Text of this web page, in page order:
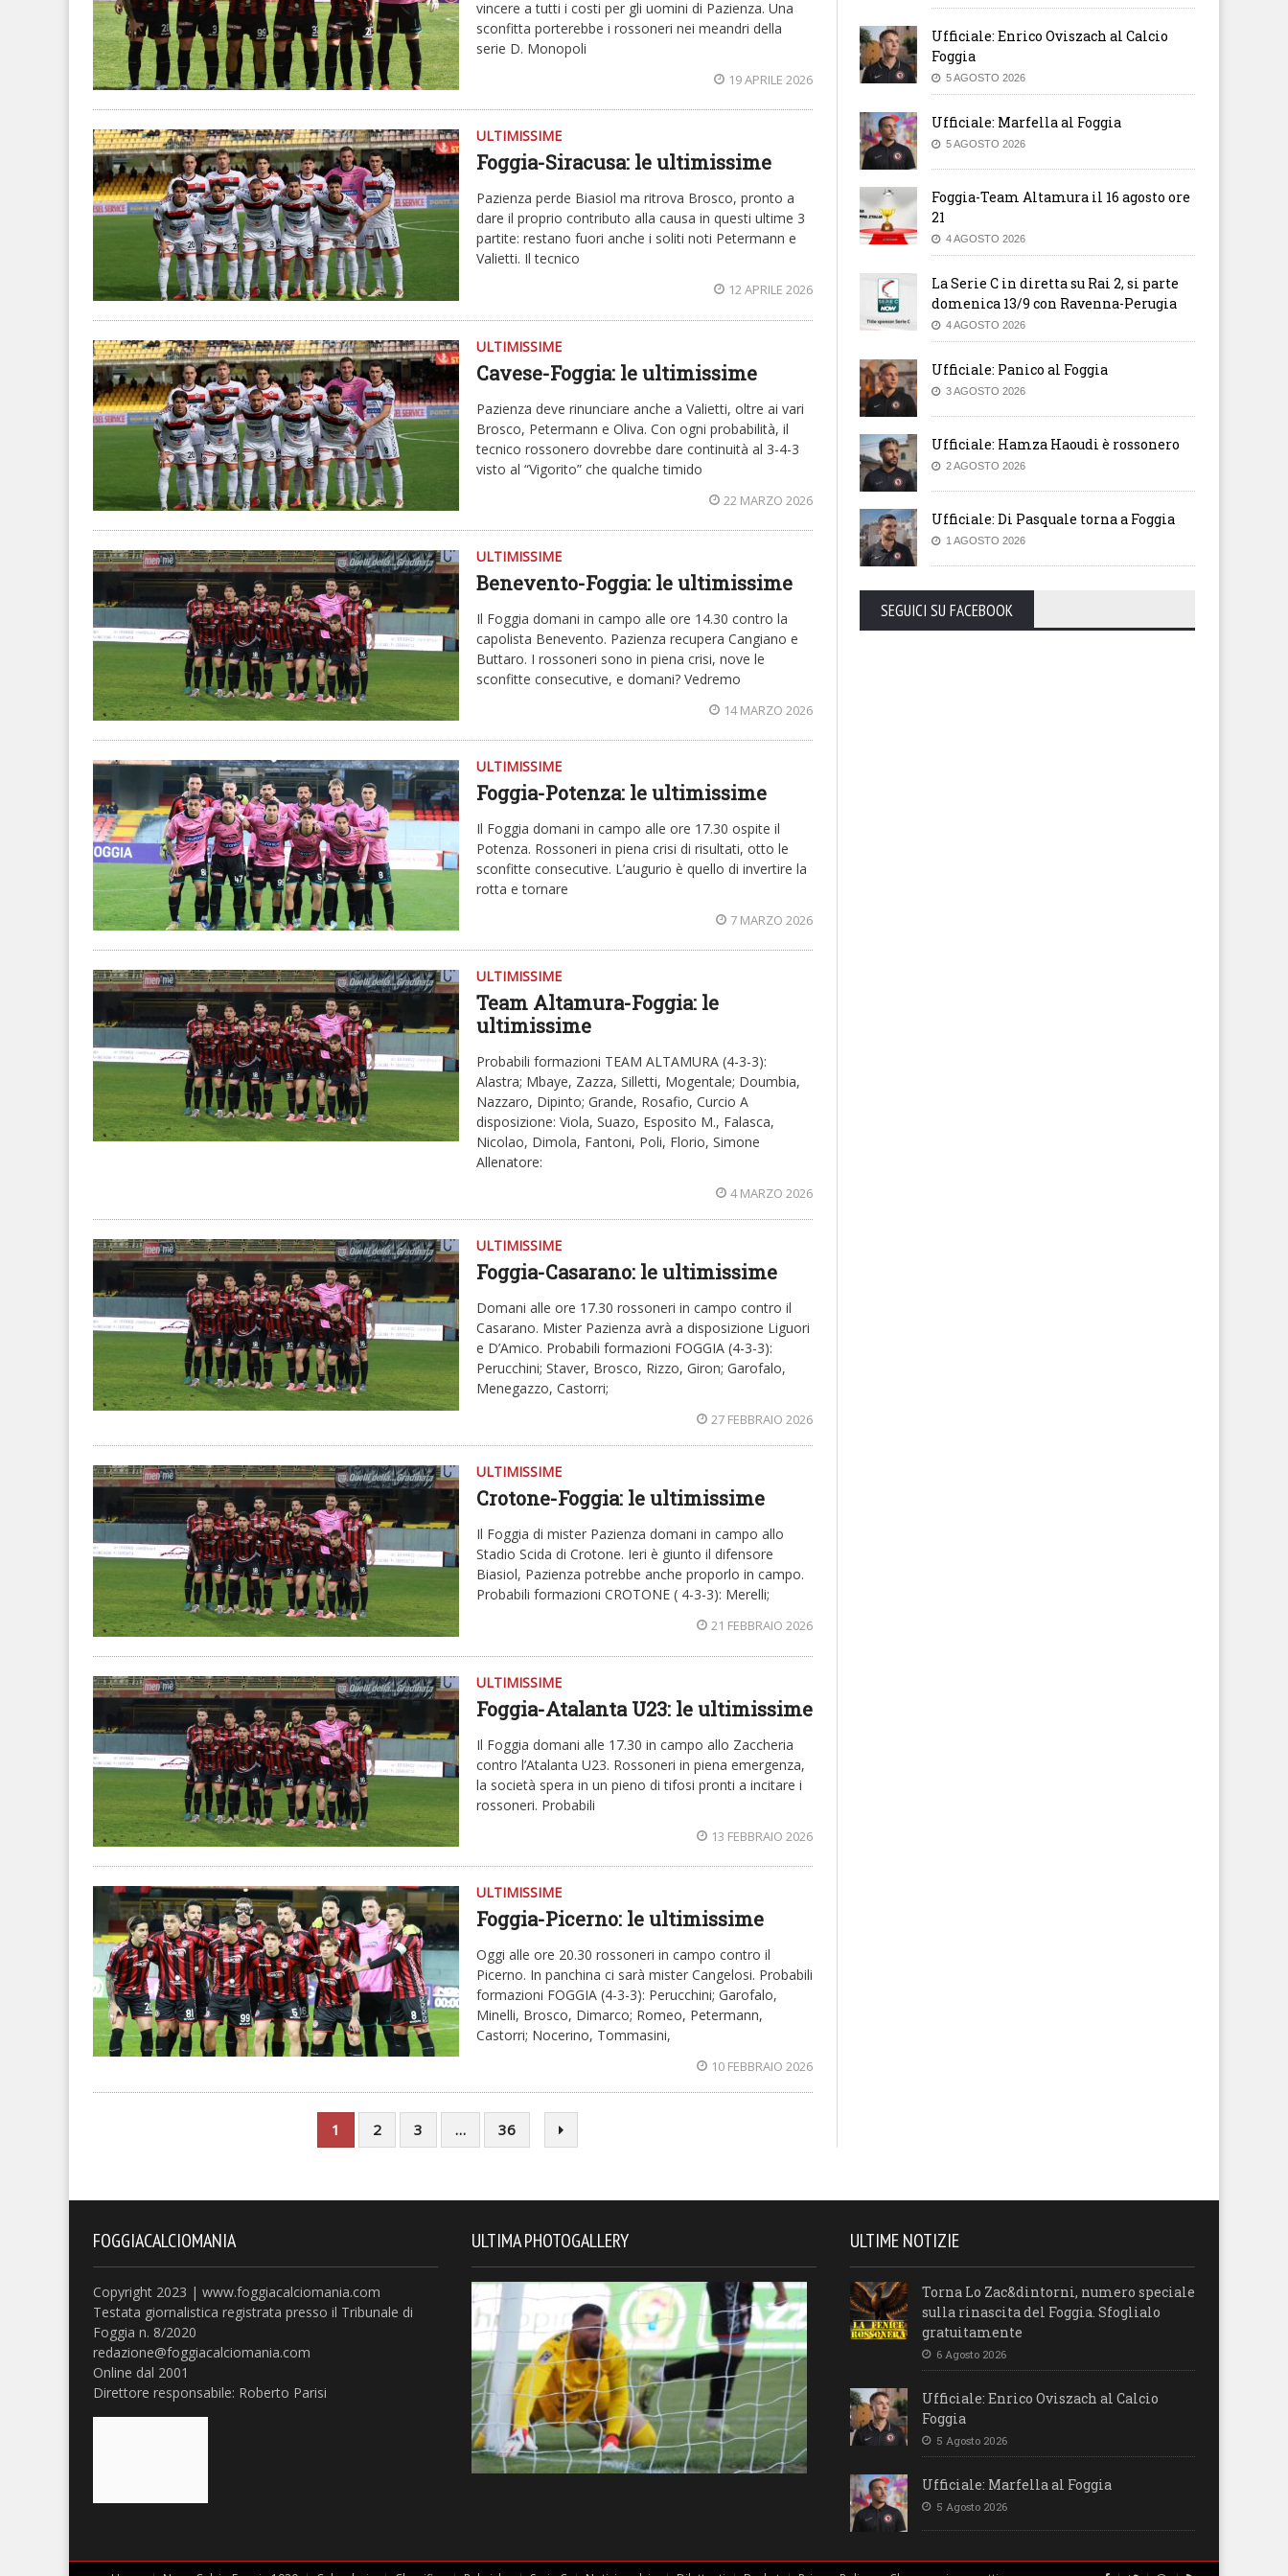
vincere a tutti i costi per gli uomini di Pazienza. Una
sconfitta porterebbe i rossoneri nei meandri della
serie D. Monopoli
19 APRILE 2026
ULTIMISSIME
Foggia-Siracusa: le ultimissime
Pazienza perde Biasiol ma ritrova Brosco, pronto a
dare il proprio contributo alla causa in questi ultime 3
partite: restano fuori anche i soliti noti Petermann e
Valietti. Il tecnico
12 APRILE 2026
ULTIMISSIME
Cavese-Foggia: le ultimissime
Pazienza deve rinunciare anche a Valietti, oltre ai vari
Brosco, Petermann e Oliva. Con ogni probabilità, il
tecnico rossonero dovrebbe dare continuità al 3-4-3
visto al “Vigorito” che qualche timido
22 MARZO 2026
ULTIMISSIME
Benevento-Foggia: le ultimissime
Il Foggia domani in campo alle ore 14.30 contro la
capolista Benevento. Pazienza recupera Cangiano e
Buttaro. I rossoneri sono in piena crisi, nove le
sconfitte consecutive, e domani? Vedremo
14 MARZO 2026
ULTIMISSIME
Foggia-Potenza: le ultimissime
Il Foggia domani in campo alle ore 17.30 ospite il
Potenza. Rossoneri in piena crisi di risultati, otto le
sconfitte consecutive. L’augurio è quello di invertire la
rotta e tornare
7 MARZO 2026
ULTIMISSIME
Team Altamura-Foggia: le
ultimissime
Probabili formazioni TEAM ALTAMURA (4-3-3):
Alastra; Mbaye, Zazza, Silletti, Mogentale; Doumbia,
Nazzaro, Dipinto; Grande, Rosafio, Curcio A
disposizione: Viola, Suazo, Esposito M., Falasca,
Nicolao, Dimola, Fantoni, Poli, Florio, Simone
Allenatore:
4 MARZO 2026
ULTIMISSIME
Foggia-Casarano: le ultimissime
Domani alle ore 17.30 rossoneri in campo contro il
Casarano. Mister Pazienza avrà a disposizione Liguori
e D’Amico. Probabili formazioni FOGGIA (4-3-3):
Perucchini; Staver, Brosco, Rizzo, Giron; Garofalo,
Menegazzo, Castorri;
27 FEBBRAIO 2026
ULTIMISSIME
Crotone-Foggia: le ultimissime
Il Foggia di mister Pazienza domani in campo allo
Stadio Scida di Crotone. Ieri è giunto il difensore
Biasiol, Pazienza potrebbe anche proporlo in campo.
Probabili formazioni CROTONE ( 4-3-3): Merelli;
21 FEBBRAIO 2026
ULTIMISSIME
Foggia-Atalanta U23: le ultimissime
Il Foggia domani alle 17.30 in campo allo Zaccheria
contro l’Atalanta U23. Rossoneri in piena emergenza,
la società spera in un pieno di tifosi pronti a incitare i
rossoneri. Probabili
13 FEBBRAIO 2026
ULTIMISSIME
Foggia-Picerno: le ultimissime
Oggi alle ore 20.30 rossoneri in campo contro il
Picerno. In panchina ci sarà mister Cangelosi. Probabili
formazioni FOGGIA (4-3-3): Perucchini; Garofalo,
Minelli, Brosco, Dimarco; Romeo, Petermann,
Castorri; Nocerino, Tommasini,
10 FEBBRAIO 2026
1 2 3 … 36
Ufficiale: Enrico Oviszach al Calcio
Foggia
5 AGOSTO 2026
Ufficiale: Marfella al Foggia
5 AGOSTO 2026
Foggia-Team Altamura il 16 agosto ore
21
4 AGOSTO 2026
La Serie C in diretta su Rai 2, si parte
domenica 13/9 con Ravenna-Perugia
4 AGOSTO 2026
Ufficiale: Panico al Foggia
3 AGOSTO 2026
Ufficiale: Hamza Haoudi è rossonero
2 AGOSTO 2026
Ufficiale: Di Pasquale torna a Foggia
1 AGOSTO 2026
SEGUICI SU FACEBOOK
FOGGIACALCIOMANIA
Copyright 2023 | www.foggiacalciomania.com
Testata giornalistica registrata presso il Tribunale di
Foggia n. 8/2020
redazione@foggiacalciomania.com
Online dal 2001
Direttore responsabile: Roberto Parisi
ULTIMA PHOTOGALLERY ULTIME NOTIZIE
Torna Lo Zac&dintorni, numero speciale
sulla rinascita del Foggia. Sfoglialo
gratuitamente
6 Agosto 2026
Ufficiale: Enrico Oviszach al Calcio
Foggia
5 Agosto 2026
Ufficiale: Marfella al Foggia
5 Agosto 2026